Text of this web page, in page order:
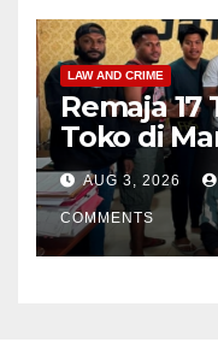
LAW AND CRIME
Remaja
Toko di
Akhirnya
Jatanras
AUG 3, 2026
COMMENTS